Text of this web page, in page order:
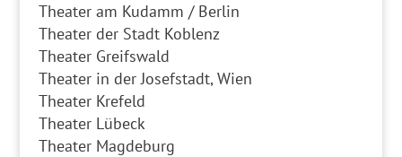
Theater am Kudamm / Berlin
Theater der Stadt Koblenz
Theater Greifswald
Theater in der Josefstadt, Wien
Theater Krefeld
Theater Lübeck
Theater Magdeburg